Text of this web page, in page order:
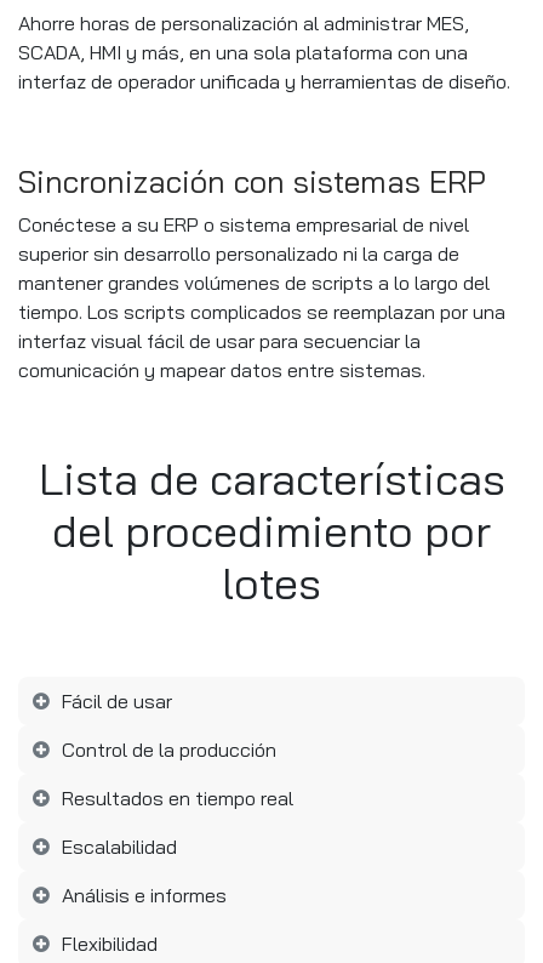
Ahorre horas de personalización al administrar MES,
SCADA, HMI y más, en una sola plataforma con una
interfaz de operador unificada y herramientas de diseño.
Sincronización con sistemas ERP
Conéctese a su ERP o sistema empresarial de nivel
superior sin desarrollo personalizado ni la carga de
mantener grandes volúmenes de scripts a lo largo del
tiempo. Los scripts complicados se reemplazan por una
interfaz visual fácil de usar para secuenciar la
comunicación y mapear datos entre sistemas.
Lista de características
del procedimiento por
lotes
Fácil de usar
Control de la producción
Resultados en tiempo real
Escalabilidad
Análisis e informes
Flexibilidad